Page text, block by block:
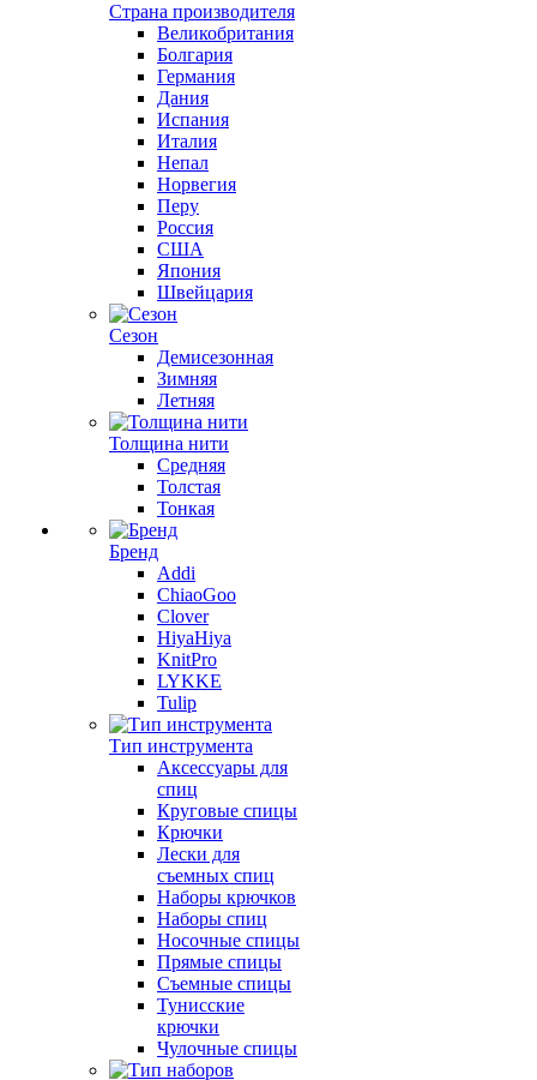
Страна производителя
Великобритания
Болгария
Германия
Дания
Испания
Италия
Непал
Норвегия
Перу
Россия
США
Япония
Швейцария
Сезон
Демисезонная
Зимняя
Летняя
Толщина нити
Средняя
Толстая
Тонкая
Бренд
Addi
ChiaoGoo
Clover
HiyaHiya
KnitPro
LYKKE
Tulip
Тип инструмента
Аксессуары для
спиц
Круговые спицы
Крючки
Лески для
съемных спиц
Наборы крючков
Наборы спиц
Носочные спицы
Прямые спицы
Съемные спицы
Тунисские
крючки
Чулочные спицы